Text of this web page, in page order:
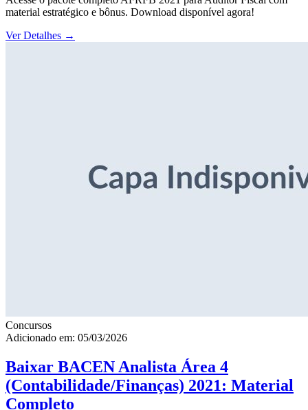
material estratégico e bônus. Download disponível agora!
Ver Detalhes →
Concursos
Adicionado em: 05/03/2026
Baixar BACEN Analista Área 4
(Contabilidade/Finanças) 2021: Material
Completo